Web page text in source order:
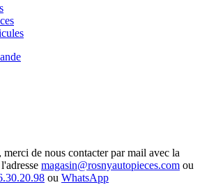
de nous contacter par mail avec la
magasin@rosnyautopieces.com ou
ou WhatsApp